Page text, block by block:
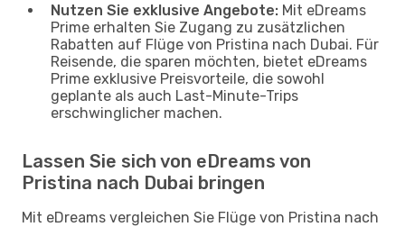
Nutzen Sie exklusive Angebote: Mit eDreams
Prime erhalten Sie Zugang zu zusätzlichen
Rabatten auf Flüge von Pristina nach Dubai. Für
Reisende, die sparen möchten, bietet eDreams
Prime exklusive Preisvorteile, die sowohl
geplante als auch Last-Minute-Trips
erschwinglicher machen.
Lassen Sie sich von eDreams von
Pristina nach Dubai bringen
Mit eDreams vergleichen Sie Flüge von Pristina nach